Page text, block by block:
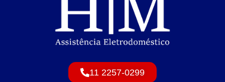
11 2257-0299